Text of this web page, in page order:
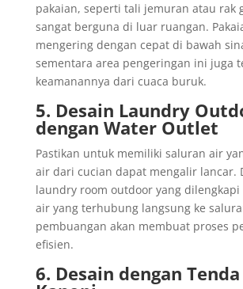
pakaian, seperti tali jemuran atau rak
sangat berguna di luar ruangan.
mengering dengan cepat di bawah
sementara area pengeringan ini juga
keamanannya dari cuaca buruk.
5. Desain Laundry
dengan Water Outlet
Pastikan untuk memiliki saluran air
air dari cucian dapat mengalir lancar.
laundry room outdoor yang dilengkapi
air yang terhubung langsung ke
pembuangan akan membuat proses
efisien.
6. Desain dengan